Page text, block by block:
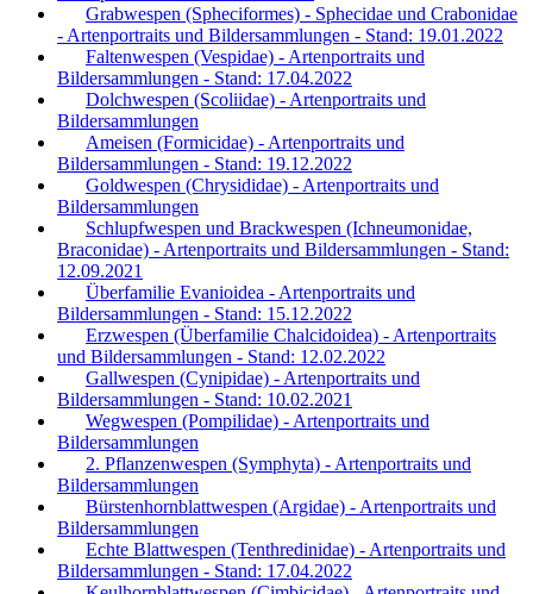
Grabwespen (Spheciformes) - Sphecidae und Crabonidae
- Artenportraits und Bildersammlungen - Stand: 19.01.2022
Faltenwespen (Vespidae) - Artenportraits und
Bildersammlungen - Stand: 17.04.2022
Dolchwespen (Scoliidae) - Artenportraits und
Bildersammlungen
Ameisen (Formicidae) - Artenportraits und
Bildersammlungen - Stand: 19.12.2022
Goldwespen (Chrysididae) - Artenportraits und
Bildersammlungen
Schlupfwespen und Brackwespen (Ichneumonidae,
Braconidae) - Artenportraits und Bildersammlungen - Stand:
12.09.2021
Überfamilie Evanioidea - Artenportraits und
Bildersammlungen - Stand: 15.12.2022
Erzwespen (Überfamilie Chalcidoidea) - Artenportraits
und Bildersammlungen - Stand: 12.02.2022
Gallwespen (Cynipidae) - Artenportraits und
Bildersammlungen - Stand: 10.02.2021
Wegwespen (Pompilidae) - Artenportraits und
Bildersammlungen
2. Pflanzenwespen (Symphyta) - Artenportraits und
Bildersammlungen
Bürstenhornblattwespen (Argidae) - Artenportraits und
Bildersammlungen
Echte Blattwespen (Tenthredinidae) - Artenportraits und
Bildersammlungen - Stand: 17.04.2022